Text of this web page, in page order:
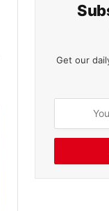
Get our